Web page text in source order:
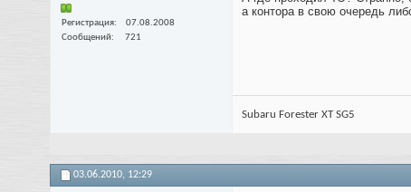
Регистрация
07.08.2008
Сообщений
721
а контора в свою очередь
Subaru Forester XT SG5
03.06.2010, 12:29